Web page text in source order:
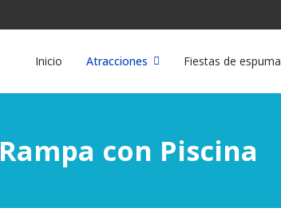
Inicio Atracciones Fiestas de espuma
Rampa con Piscina